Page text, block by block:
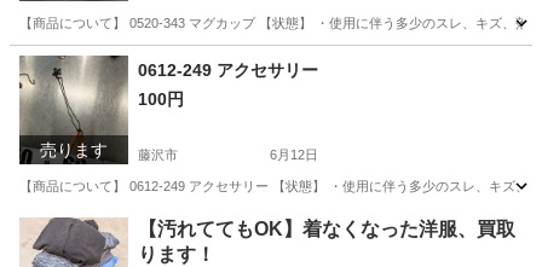
【商品について】 0520-343 マグカップ 【状態】 ・使用に伴う多少のスレ、キズ、
神奈川 藤沢市 リユース
売ります
0612-249 アクセサリー
100円
藤沢市 6月12日
【商品について】 0612-249 アクセサリー 【状態】 ・使用に伴う多少のスレ、キズ
神奈川 藤沢市 インテリア雑貨/小物 リユース
【汚れててもOK】着なくなった洋服、買取
ります！